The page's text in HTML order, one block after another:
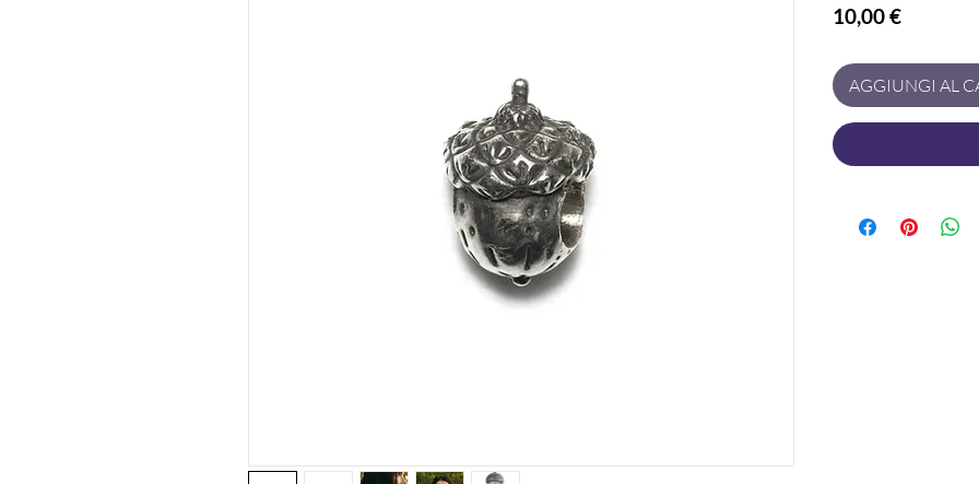
10,00 €Prezzo
AGGIUNGI AL